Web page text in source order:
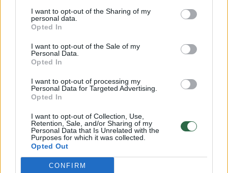
I want to opt-out of the Sharing of my
personal data.
Opted In
I want to opt-out of the Sale of my
Personal Data.
Opted In
I want to opt-out of processing my
Personal Data for Targeted Advertising.
Opted In
I want to opt-out of Collection, Use,
Retention, Sale, and/or Sharing of my
Personal Data that Is Unrelated with the
Purposes for which it was collected.
Opted Out
CONFIRM
eismo įvykį, o už avariją atsakingo vairuotojo
civilinę atsakomybę draudžia bendrovės
metai, tačiau galutinis sprendimas dėl žalos
atlyginimo iki šiol nėra priimtas.
„Per tą laiką buvo atlikta automobilio apžiūra,
„Mercedes-Benz“ specialistų vertinimas,
nepriklausomo eksperto išvada, Lietuvos